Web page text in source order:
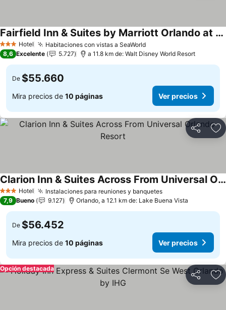
3 Estrellas
Hotel Habitaciones con vistas a SeaWorld
Fairfield Inn & Suites by Marriott Orlando at SeaWorld
8,6 Excelente 5.727 a 11.8 km de: Walt Disney World Resort
De $55.660
Mira precios de 10 páginas Ver precios
Compartir
3 Estrellas
Hotel Instalaciones para reuniones y banquetes
Clarion Inn & Suites Across From Universal Orlando Resort
7,9 Bueno 9.127 Orlando, a 12.1 km de: Lake Buena Vista
De $56.452
Mira precios de 10 páginas Ver precios
Compartir
Opción destacada